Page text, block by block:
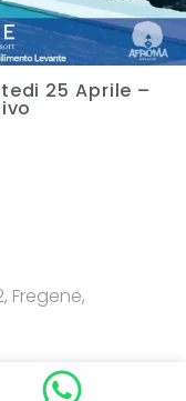
25 Aprile –
Fregene,